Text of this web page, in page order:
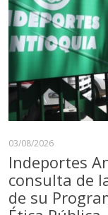
03/08/2026
Indeportes
consulta de
de su